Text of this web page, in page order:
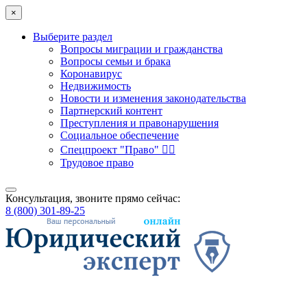
×
Выберите раздел
Вопросы миграции и гражданства
Вопросы семьи и брака
Коронавирус
Недвижимость
Новости и изменения законодательства
Партнерский контент
Преступления и правонарушения
Социальное обеспечение
Спецпроект "Право" 👮‍♂️
Трудовое право
Консультация, звоните прямо сейчас:
8 (800) 301-89-25